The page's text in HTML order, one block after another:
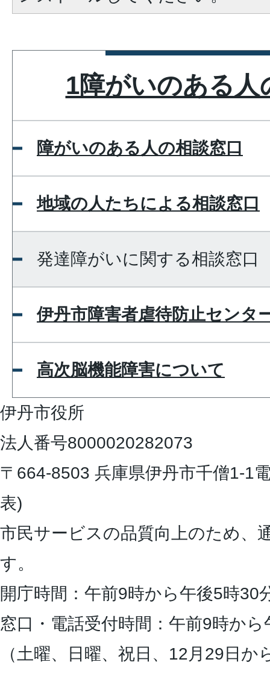
1障がいのある人
障がいのある人の相談窓口
地域の人たちによる相談窓口
発達障がいに関する相談窓口
伊丹市障害者虐待防止センタ
高次脳機能障害について
伊丹市役所
法人番号8000020282073
〒664-8503 兵庫県伊丹市千僧1-1
表)
市民サービスの品質向上のため、
す。
開庁時間：午前9時から午後5時30
窓口・電話受付時間：午前9時か
（土曜、日曜、祝日、12月29日